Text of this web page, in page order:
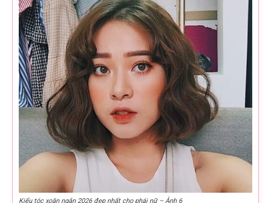
Kiểu tóc xoăn ngắn 2026 đẹp nhất cho phái nữ – Ảnh 6